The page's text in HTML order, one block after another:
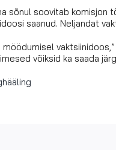
sõnul soovitab komisjon
saanud. Neljandat
võiksid ka saada